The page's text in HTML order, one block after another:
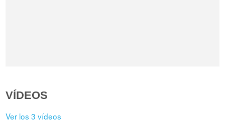
VÍDEOS
Ver los 3 vídeos